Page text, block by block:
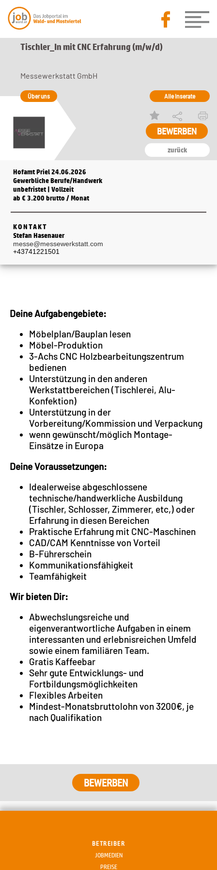
Tischler_In mit CNC Erfahrung (m/w/d)
zurück
Messewerkstatt GmbH
Über uns Alle Inserate
Hofamt Priel 24.06.2026
Gewerbliche Berufe/Handwerk
unbefristet | Vollzeit
ab € 3.200 brutto / Monat
KONTAKT
Stefan Hasenauer
messe@messewerkstatt.com
+43741221501
Deine Aufgabengebiete:
Möbelplan/Bauplan lesen
Möbel-Produktion
3-Achs CNC Holzbearbeitungszentrum
bedienen
Unterstützung in den anderen
Werkstattbereichen (Tischlerei, Alu-
Konfektion)
Unterstützung in der
Vorbereitung/Kommission und Verpackung
wenn gewünscht/möglich Montage-
Einsätze in Europa
Deine Voraussetzungen:
Idealerweise abgeschlossene
technische/handwerkliche Ausbildung
(Tischler, Schlosser, Zimmerer, etc,) oder
Erfahrung in diesen Bereichen
Praktische Erfahrung mit CNC-Maschinen
CAD/CAM Kenntnisse von Vorteil
B-Führerschein
Kommunikationsfähigkeit
Teamfähigkeit
Wir bieten Dir:
Abwechslungsreiche und
eigenverantwortliche Aufgaben in einem
interessanten und erlebnisreichen Umfeld
sowie einem familiären Team.
Gratis Kaffeebar
Sehr gute Entwicklungs- und
Fortbildungsmöglichkeiten
Flexibles Arbeiten
Mindest-Monatsbruttolohn von 3200€, je
nach Qualifikation
BETREIBER
JOBMEDIEN
PREISE